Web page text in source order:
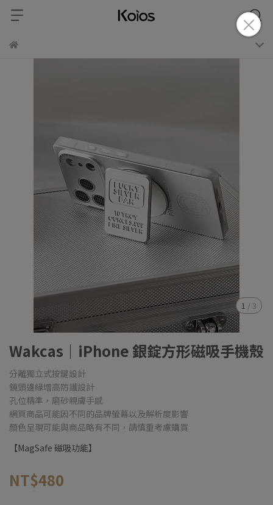
1 / 3
Wakcas｜iPhone 銀錠方形磁吸手機殼
分離獨立式按鍵設計
鏡頭邊緣增高防護設計
孔位精準，磨砂親膚手感
網頁商品可能因不同的品牌螢幕以及解析度影響
顏色呈現可能與商品略有不同，請慎重考慮購買
【MagSafe 磁吸功能】
NT$480